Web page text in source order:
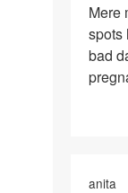
Mere
mc
date
23
Mere
spots
bad
anita